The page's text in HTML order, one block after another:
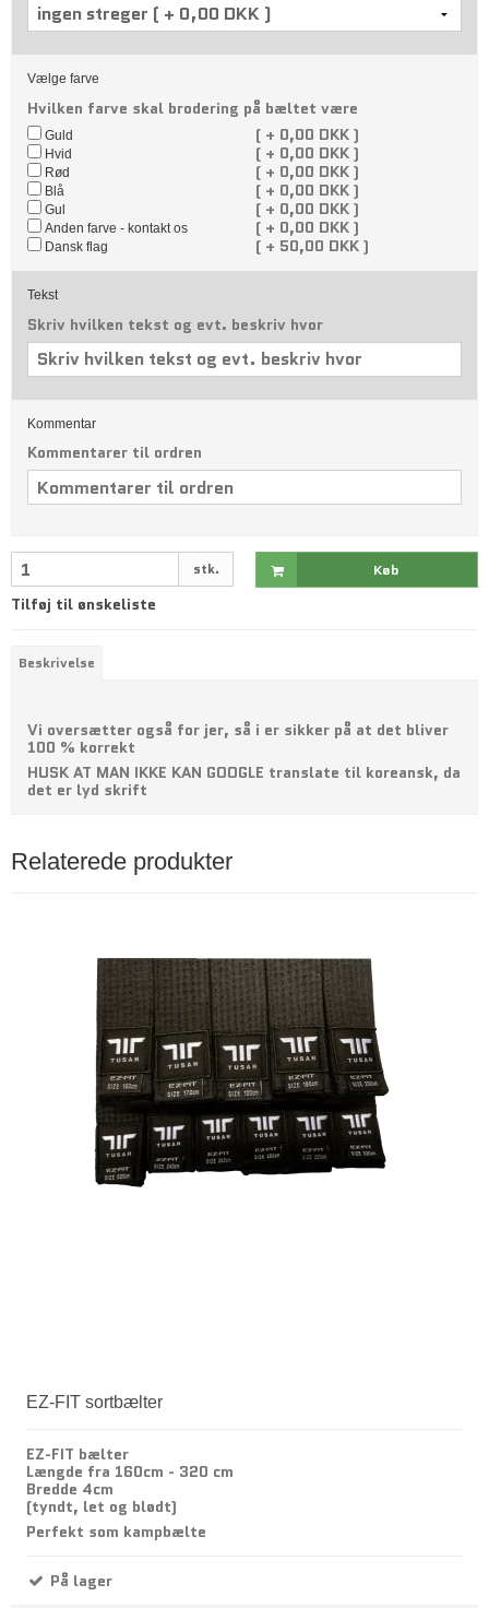
Vælge farve
Hvilken farve skal brodering på bæltet være
Guld ( + 0,00 DKK )
Hvid ( + 0,00 DKK )
Rød ( + 0,00 DKK )
Blå ( + 0,00 DKK )
Gul ( + 0,00 DKK )
Anden farve - kontakt os ( + 0,00 DKK )
Dansk flag ( + 50,00 DKK )
Tekst
Skriv hvilken tekst og evt. beskriv hvor
Kommentar
Kommentarer til ordren
stk. Køb
Tilføj til ønskeliste
Beskrivelse
Vi oversætter også for jer, så i er sikker på at det bliver
100 % korrekt
HUSK AT MAN IKKE KAN GOOGLE translate til koreansk, da
det er lyd skrift
Relaterede produkter
EZ-FIT sortbælter
EZ-FIT bælter
Længde fra 160cm - 320 cm
Bredde 4cm
(tyndt, let og blødt)
Perfekt som kampbælte
På lager